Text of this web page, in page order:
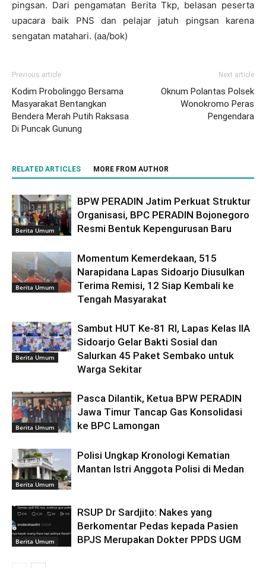
pingsan. Dari pengamatan Berita Tkp, belasan peserta
upacara baik PNS dan pelajar jatuh pingsan karena
sengatan matahari. (aa/bok)
Previous article
Kodim Probolinggo Bersama
Masyarakat Bentangkan
Bendera Merah Putih Raksasa
Di Puncak Gunung
Next article
Oknum Polantas Polsek
Wonokromo Peras
Pengendara
RELATED ARTICLES MORE FROM AUTHOR
Berita Umum
BPW PERADIN Jatim Perkuat Struktur
Organisasi, BPC PERADIN Bojonegoro
Resmi Bentuk Kepengurusan Baru
Berita Umum
Momentum Kemerdekaan, 515
Narapidana Lapas Sidoarjo Diusulkan
Terima Remisi, 12 Siap Kembali ke
Tengah Masyarakat
Berita Umum
Sambut HUT Ke-81 RI, Lapas Kelas IIA
Sidoarjo Gelar Bakti Sosial dan
Salurkan 45 Paket Sembako untuk
Warga Sekitar
Berita Umum
Pasca Dilantik, Ketua BPW PERADIN
Jawa Timur Tancap Gas Konsolidasi
ke BPC Lamongan
Berita Umum
Polisi Ungkap Kronologi Kematian
Mantan Istri Anggota Polisi di Medan
Berita Umum
RSUP Dr Sardjito: Nakes yang
Berkomentar Pedas kepada Pasien
BPJS Merupakan Dokter PPDS UGM